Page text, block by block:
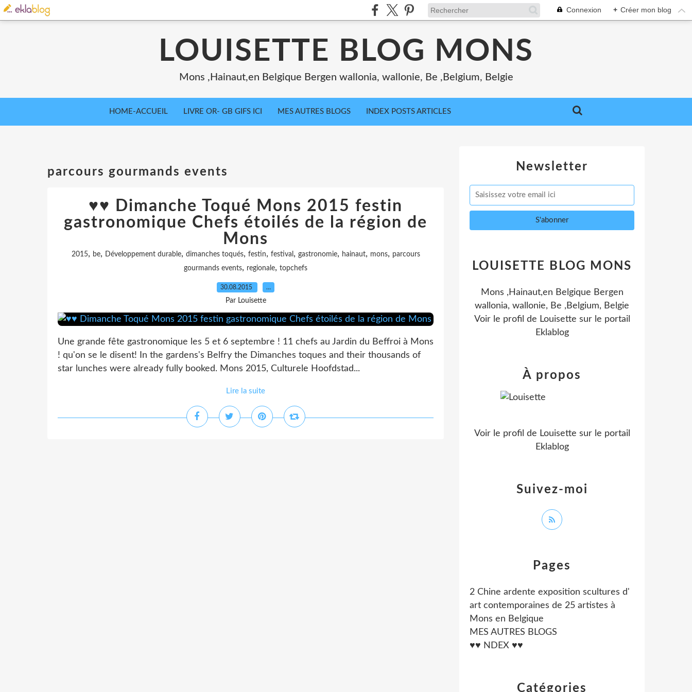
Connexion + Créer mon blog
LOUISETTE BLOG MONS
Mons ,Hainaut,en Belgique Bergen wallonia, wallonie, Be ,Belgium, Belgie
HOME-ACCUEIL LIVRE OR- GB GIFS ICI MES AUTRES BLOGS INDEX POSTS ARTICLES
parcours gourmands events
♥♥ Dimanche Toqué Mons 2015 festin
gastronomique Chefs étoilés de la région de
Mons
2015, be, Développement durable, dimanches toqués, festin, festival , gastronomie, hainaut, mons, parcours
gourmands events, regionale, topchefs
30.08.2015 …
Par Louisette
Une grande fête gastronomique les 5 et 6 septembre ! 11 chefs au Jardin du Beffroi à Mons
! qu'on se le disent! In the gardens's Belfry the Dimanches toques and their thousands of
star lunches were already fully booked. Mons 2015, Culturele Hoofdstad...
Lire la suite
Newsletter
Catégories
Pages
2 Chine ardente exposition scultures d'
art contemporaines de 25 artistes à
Mons en Belgique
MES AUTRES BLOGS
♥♥ NDEX ♥♥
LOUISETTE BLOG MONS
Mons ,Hainaut,en Belgique Bergen
wallonia, wallonie, Be ,Belgium, Belgie
Voir le profil de Louisette sur le portail
Eklablog
Suivez-moi
À propos
Voir le profil de Louisette sur le portail
Eklablog